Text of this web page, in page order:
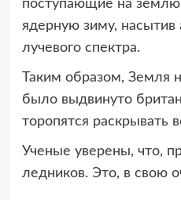
поступающие на землю
ядерную зиму,
лучевого спектра.
Таким образом, Земля
было выдвинуто
торопятся раскрывать
Ученые уверены, что,
ледников. Это, в свою